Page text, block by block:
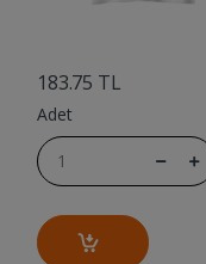
183.75 TL
Adet